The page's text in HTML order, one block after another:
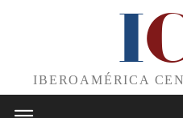
I
IBEROAMÉRICA